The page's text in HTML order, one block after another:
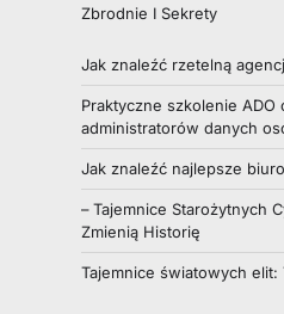
Zbrodnie I Sekrety
Jak znaleźć rzetelną
Praktyczne szkolenie
administratorów danych
Jak znaleźć najlepsze
– Tajemnice Starożytnych
Zmienią Historię
Tajemnice światowych